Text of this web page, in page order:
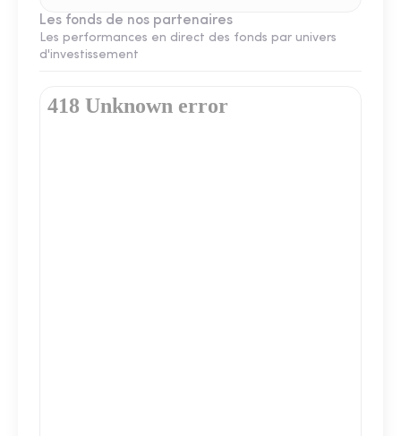
Les fonds de nos partenaires
Les performances en direct des fonds par univers
d'investissement